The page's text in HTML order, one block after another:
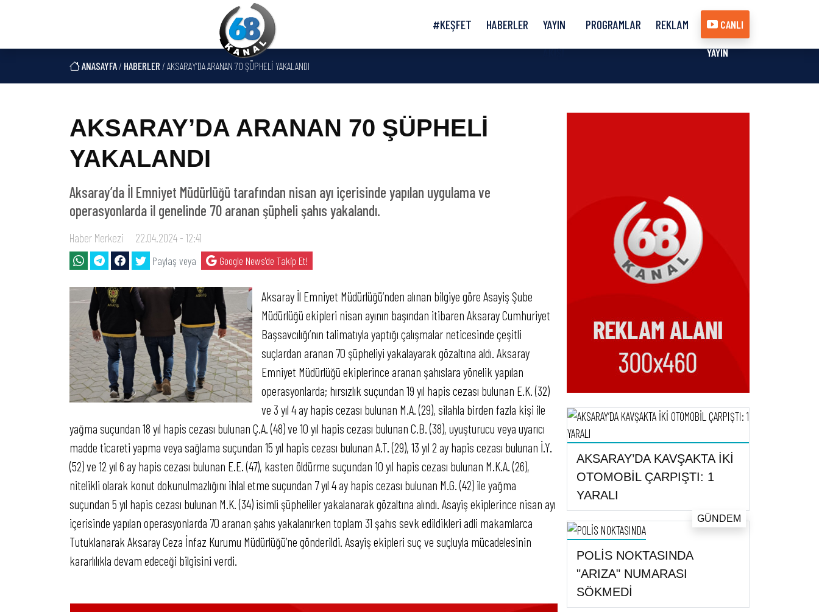
#KEŞFET HABERLER
YAYIN
AKIŞI
PROGRAMLAR REKLAM CANLI
YAYIN
ANASAYFA/ HABERLER / AKSARAY’DA ARANAN 70 ŞÜPHELİ YAKALANDI
AKSARAY’DA ARANAN 70 ŞÜPHELİ
YAKALANDI
Aksaray’da İl Emniyet Müdürlüğü tarafından nisan ayı içerisinde yapılan uygulama ve
operasyonlarda il genelinde 70 aranan şüpheli şahıs yakalandı.
Haber Merkezi 22.04.2024 - 12:41
Paylaş veya Google News'de Takip Et!
Aksaray İl Emniyet Müdürlüğü’nden alınan bilgiye göre Asayiş Şube
Müdürlüğü ekipleri nisan ayının başından itibaren Aksaray Cumhuriyet
Başsavcılığı’nın talimatıyla yaptığı çalışmalar neticesinde çeşitli
suçlardan aranan 70 şüpheliyi yakalayarak gözaltına aldı. Aksaray
Emniyet Müdürlüğü ekiplerince aranan şahıslara yönelik yapılan
operasyonlarda; hırsızlık suçundan 19 yıl hapis cezası bulunan E.K. (32)
ve 3 yıl 4 ay hapis cezası bulunan M.A. (29), silahla birden fazla kişi ile
yağma suçundan 18 yıl hapis cezası bulunan Ç.A. (48) ve 10 yıl hapis cezası bulunan C.B. (38), uyuşturucu veya uyarıcı
madde ticareti yapma veya sağlama suçundan 15 yıl hapis cezası bulunan A.T. (29), 13 yıl 2 ay hapis cezası bulunan İ.Y.
(52) ve 12 yıl 6 ay hapis cezası bulunan E.E. (47), kasten öldürme suçundan 10 yıl hapis cezası bulunan M.K.A. (26),
nitelikli olarak konut dokunulmazlığını ihlal etme suçundan 7 yıl 4 ay hapis cezası bulunan M.G. (42) ile yağma
suçundan 5 yıl hapis cezası bulunan M.K. (34) isimli şüpheliler yakalanarak gözaltına alındı. Asayiş ekiplerince nisan ayı
içerisinde yapılan operasyonlarda 70 aranan şahıs yakalanırken toplam 31 şahıs sevk edildikleri adli makamlarca
Tutuklanarak Aksaray Ceza İnfaz Kurumu Müdürlüğü’ne gönderildi. Asayiş ekipleri suç ve suçluyla mücadelesinin
kararlılıkla devam edeceği bilgisini verdi.
AKSARAY’DA KAVŞAKTA İKİ
OTOMOBİL ÇARPIŞTI: 1
YARALI
GÜNDEM
POLİS NOKTASINDA
"ARIZA" NUMARASI
SÖKMEDİ